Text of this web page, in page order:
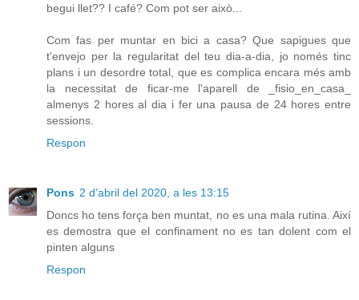
begui llet?? I café? Com pot ser això...
Com fas per muntar en bici a casa? Que sapigues que
t'envejo per la regularitat del teu dia-a-dia, jo només tinc
plans i un desordre total, que es complica encara més amb
la necessitat de ficar-me l'aparell de _fisio_en_casa_
almenys 2 hores al dia i fer una pausa de 24 hores entre
sessions.
Respon
Pons 2 d’abril del 2020, a les 13:15
Doncs ho tens força ben muntat, no es una mala rutina. Així
es demostra que el confinament no es tan dolent com el
pinten alguns
Respon